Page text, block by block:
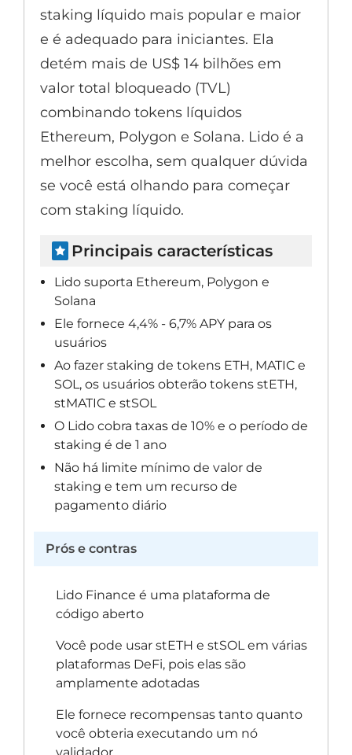
staking líquido mais popular e maior
e é adequado para iniciantes. Ela
detém mais de US$ 14 bilhões em
valor total bloqueado (TVL)
combinando tokens líquidos
Ethereum, Polygon e Solana. Lido é a
melhor escolha, sem qualquer dúvida
se você está olhando para começar
com staking líquido.
Principais características
Lido suporta Ethereum, Polygon e
Solana
Ele fornece 4,4% - 6,7% APY para os
usuários
Ao fazer staking de tokens ETH, MATIC e
SOL, os usuários obterão tokens stETH,
stMATIC e stSOL
O Lido cobra taxas de 10% e o período de
staking é de 1 ano
Não há limite mínimo de valor de
staking e tem um recurso de
pagamento diário
Prós e contras
Lido Finance é uma plataforma de
código aberto
Você pode usar stETH e stSOL em várias
plataformas DeFi, pois elas são
amplamente adotadas
Ele fornece recompensas tanto quanto
você obteria executando um nó